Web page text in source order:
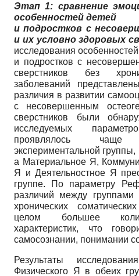
Этап 1: сравнение
особенностей детей
и подростков с
и их условно здоровых
исследования
и подростков с
сверстников без
заболеваний
различия в развитии
с несовершенным
сверстников были
исследуемых
проявлялось
экспериментальной группы,
а Материальное Я,
Я и Деятельностное Я
группе. По параметру
различий между
хронических
целом большее
характеристик, что
самосознании, понимании
Результаты
Физического Я в обеих